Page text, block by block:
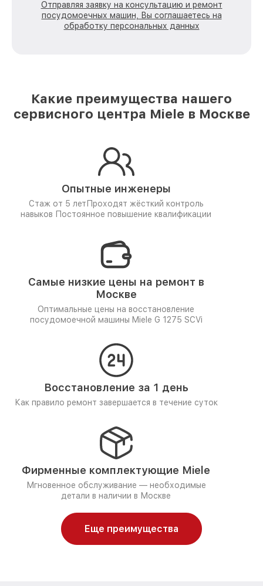
Отправляя заявку на консультацию и ремонт
посудомоечных машин, Вы соглашаетесь на
обработку персональных данных
Какие преимущества нашего
сервисного центра Miele в Москве
Опытные инженеры
Стаж от 5 лет Проходят жёсткий контроль
навыков Постоянное повышение квалификации
Самые низкие цены на ремонт в
Москве
Оптимальные цены на восстановление
посудомоечной машины Miele G 1275 SCVi
Восстановление за 1 день
Как правило ремонт завершается в течение суток
Фирменные комплектующие Miele
Мгновенное обслуживание — необходимые
детали в наличии в Москве
Еще преимущества